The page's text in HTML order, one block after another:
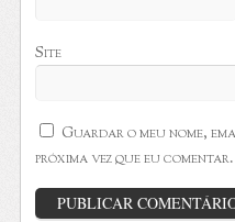
Site
Guardar o meu nome,
próxima vez que eu comentar.